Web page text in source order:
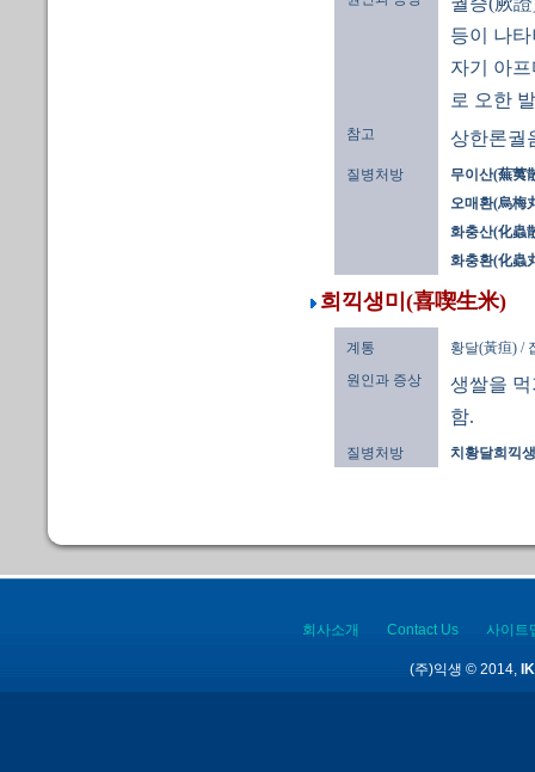
등이 나
자기 아
로 오한
참고 상한론궐
질병처방
무이산(蕪荑
오매환(烏梅
화충산(化蟲
화충환(化蟲
희끽생미(喜喫生米)
계통
황달(黃疸) /
원인과 증상
생쌀을
함.
질병처방 치황달희끽
회사소개 Contact Us 사이트
(주)익생 © 2014,